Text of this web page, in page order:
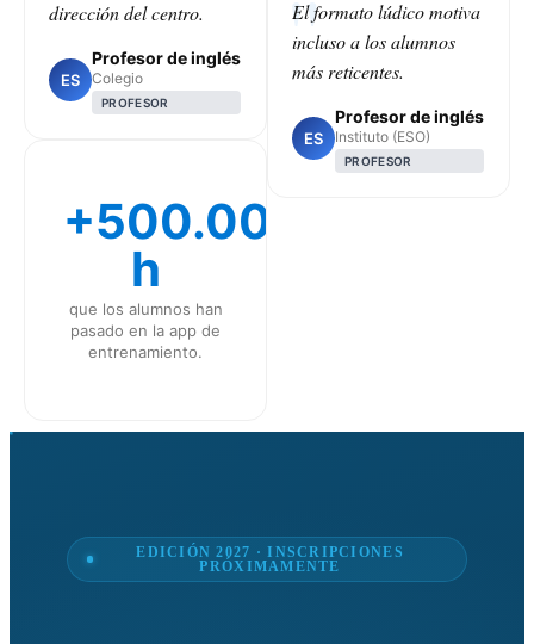
dirección del centro.
ES
Profesor de inglés
Colegio
PROFESOR
+500.000
h
que los alumnos han
pasado en la app de
entrenamiento.
El formato lúdico motiva
incluso a los alumnos
más reticentes.
ES
Profesor de inglés
Instituto (ESO)
PROFESOR
EDICIÓN 2027 · INSCRIPCIONES
PRÓXIMAMENTE